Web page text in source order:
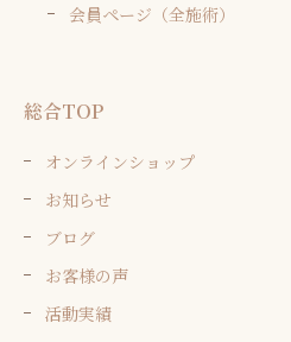
会員ページ（全施術）
総合TOP
オンラインショップ
お知らせ
ブログ
お客様の声
活動実績